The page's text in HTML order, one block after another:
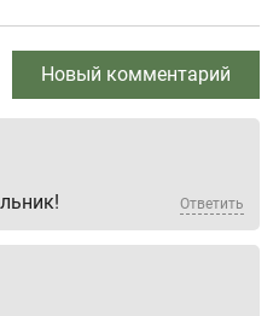
Новый комментарий
Ответить